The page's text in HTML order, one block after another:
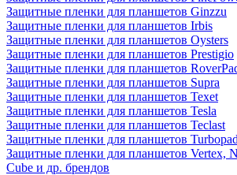
Защитные пленки для планшетов Ginzzu
Защитные пленки для планшетов Irbis
Защитные пленки для планшетов Oysters
Защитные пленки для планшетов Prestigio
Защитные пленки для планшетов
Защитные пленки для планшетов Supra
Защитные пленки для планшетов Texet
Защитные пленки для планшетов Tesla
Защитные пленки для планшетов Teclast
Защитные пленки для планшетов Turbopad
Защитные пленки для планшетов Vertex,
Cube и др. брендов